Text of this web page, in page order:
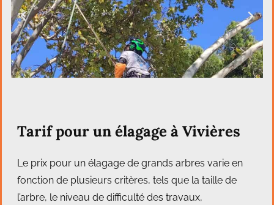
Tarif pour un élagage à Vivières
Le prix pour un élagage de grands arbres varie en
fonction de plusieurs critères, tels que la taille de
l’arbre, le niveau de difficulté des travaux,